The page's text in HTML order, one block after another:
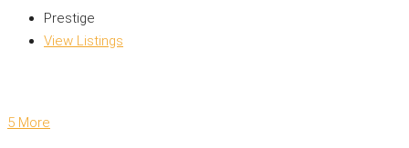
Prestige
View Listings
5 More